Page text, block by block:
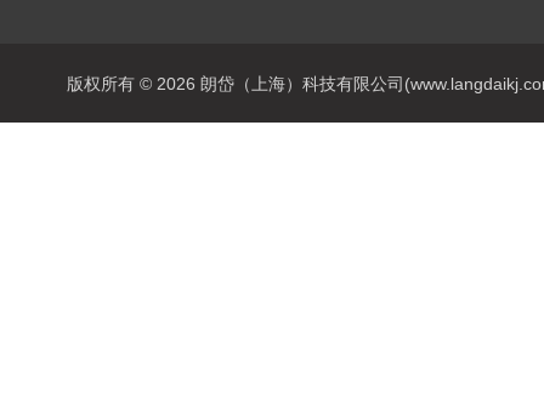
版权所有 © 2026 朗岱（上海）科技有限公司